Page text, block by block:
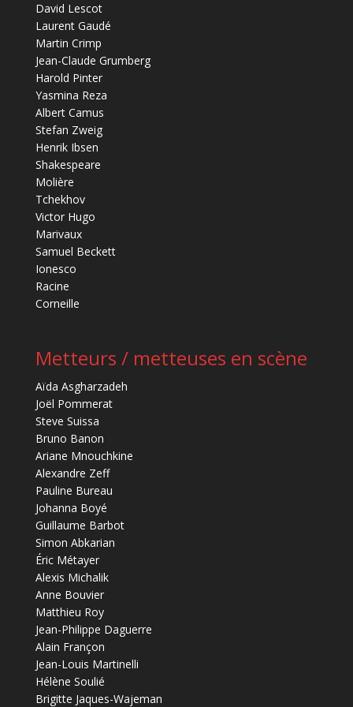
David Lescot
Laurent Gaudé
Martin Crimp
Jean-Claude Grumberg
Harold Pinter
Yasmina Reza
Albert Camus
Stefan Zweig
Henrik Ibsen
Shakespeare
Molière
Tchekhov
Victor Hugo
Marivaux
Samuel Beckett
Ionesco
Racine
Corneille
Metteurs / metteuses en scène
Aïda Asgharzadeh
Joël Pommerat
Steve Suissa
Bruno Banon
Ariane Mnouchkine
Alexandre Zeff
Pauline Bureau
Johanna Boyé
Guillaume Barbot
Simon Abkarian
Éric Métayer
Alexis Michalik
Anne Bouvier
Matthieu Roy
Jean-Philippe Daguerre
Alain Françon
Jean-Louis Martinelli
Hélène Soulié
Brigitte Jaques-Wajeman